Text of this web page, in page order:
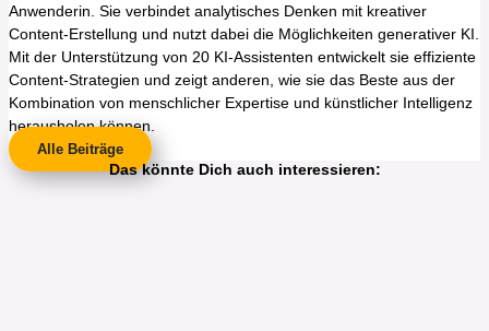
Anwenderin. Sie verbindet analytisches Denken mit kreativer
Content-Erstellung und nutzt dabei die Möglichkeiten generativer KI.
Mit der Unterstützung von 20 KI-Assistenten entwickelt sie effiziente
Content-Strategien und zeigt anderen, wie sie das Beste aus der
Kombination von menschlicher Expertise und künstlicher Intelligenz
herausholen können.
Alle Beiträge
Das könnte Dich auch interessieren: